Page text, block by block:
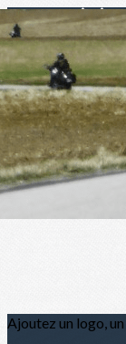
Menu
?>
Images de la page
Cliquez pour éditer
Ajoutez un logo,